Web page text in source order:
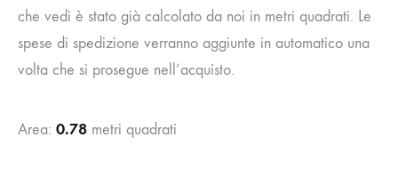
che vedi è stato già calcolato da noi in metri quadrati. Le
spese di spedizione verranno aggiunte in automatico una
volta che si prosegue nell’acquisto.
Area: 0.78 metri quadrati